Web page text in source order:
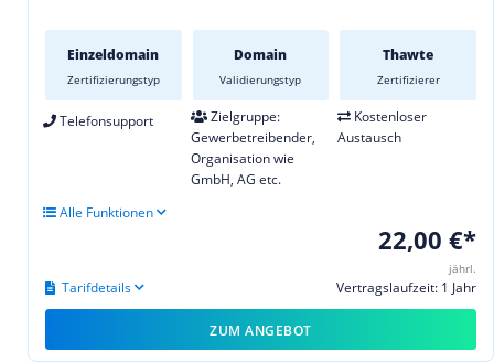
Einzeldomain
Zertifizierungstyp
Domain
Validierungstyp
Thawte
Zertifizierer
Telefonsupport
Zielgruppe:
Gewerbetreibender,
Organisation wie
GmbH, AG etc.
Kostenloser
Austausch
Alle Funktionen
22,00 €*
jährl.
Vertragslaufzeit: 1 Jahr
Tarifdetails
ZUM ANGEBOT